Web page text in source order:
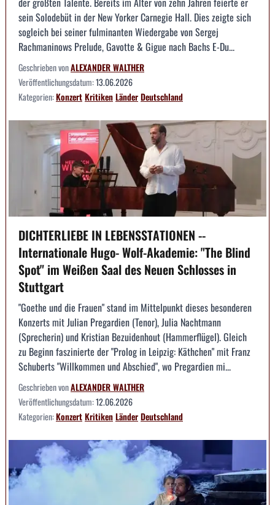
sein Solodebüt in der New Yorker Carnegie Hall. Dies zeigte sich
sogleich bei seiner fulminanten Wiedergabe von Sergej
Rachmaninows Prelude, Gavotte & Gigue nach Bachs E-Du...
Geschrieben vonALEXANDER WALTHER
Veröffentlichungsdatum:13.06.2026
Kategorien:KonzertKritikenLänderDeutschland
DICHTERLIEBE IN LEBENSSTATIONEN --
Internationale Hugo- Wolf-Akademie: "The Blind
Spot" im Weißen Saal des Neuen Schlosses in
Stuttgart
"Goethe und die Frauen" stand im Mittelpunkt dieses besonderen
Konzerts mit Julian Pregardien (Tenor), Julia Nachtmann
(Sprecherin) und Kristian Bezuidenhout (Hammerflügel). Gleich
zu Beginn faszinierte der "Prolog in Leipzig: Käthchen" mit Franz
Schuberts "Willkommen und Abschied", wo Pregardien mi...
Geschrieben vonALEXANDER WALTHER
Veröffentlichungsdatum:12.06.2026
Kategorien:KonzertKritikenLänderDeutschland